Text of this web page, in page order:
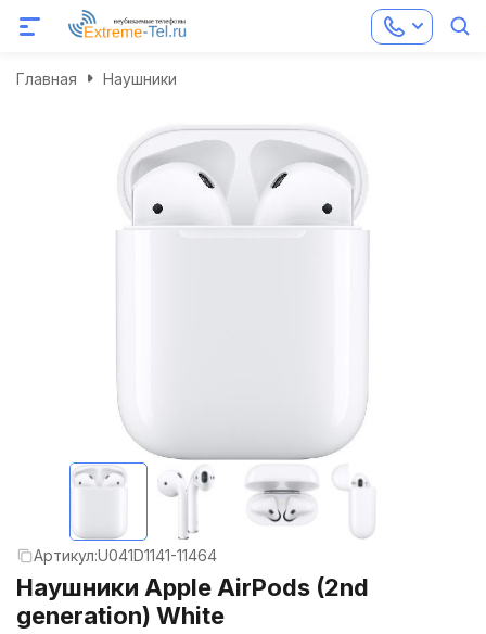
Главная Наушники
Артикул:U041D1141-11464
Наушники Apple AirPods (2nd
generation) White